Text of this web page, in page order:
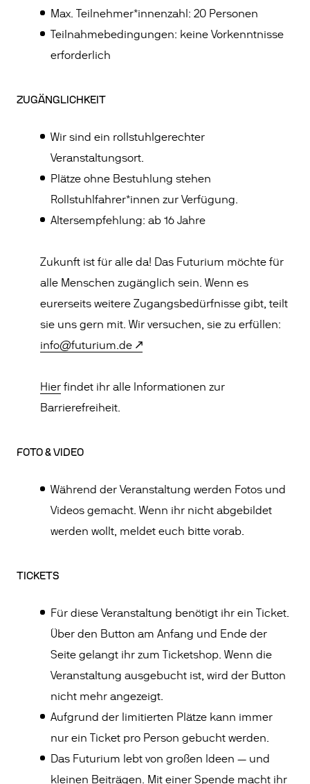
Max. Teilnehmer*innenzahl: 20 Personen
Teilnahmebedingungen: keine Vorkenntnisse
erforderlich
ZUGÄNGLICHKEIT
Wir sind ein rollstuhlgerechter
Veranstaltungsort.
Plätze ohne Bestuhlung stehen
Rollstuhlfahrer*innen zur Verfügung.
Altersempfehlung: ab 16 Jahre
Zukunft ist für alle da! Das Futurium möchte für
alle Menschen zugänglich sein. Wenn es
eurerseits weitere Zugangsbedürfnisse gibt, teilt
sie uns gern mit. Wir versuchen, sie zu erfüllen:
info@futurium.de
Hier findet ihr alle Informationen zur
Barrierefreiheit.
FOTO & VIDEO
Während der Veranstaltung werden Fotos und
Videos gemacht. Wenn ihr nicht abgebildet
werden wollt, meldet euch bitte vorab.
TICKETS
Für diese Veranstaltung benötigt ihr ein Ticket.
Über den Button am Anfang und Ende der
Seite gelangt ihr zum Ticketshop. Wenn die
Veranstaltung ausgebucht ist, wird der Button
nicht mehr angezeigt.
Aufgrund der limitierten Plätze kann immer
nur ein Ticket pro Person gebucht werden.
Das Futurium lebt von großen Ideen — und
kleinen Beiträgen. Mit einer Spende macht ihr